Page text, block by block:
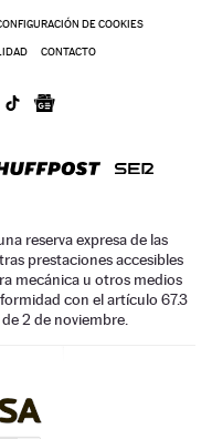
DE COOKIES
CONTACTO
reserva expresa de las
prestaciones accesibles
mecánica u otros medios
con el artículo 67.3
2 de noviembre.